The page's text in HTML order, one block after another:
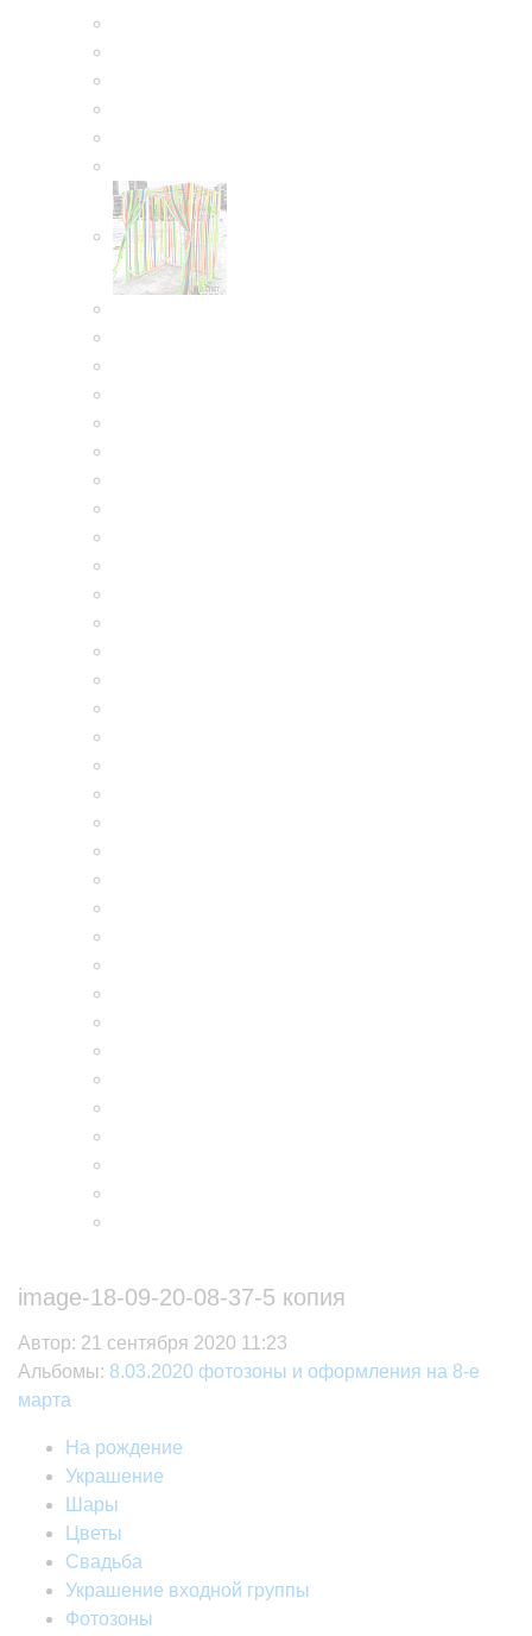
image-18-09-20-08-37-5 копия
Автор: 21 сентября 2020 11:23
Альбомы: 8.03.2020 фотозоны и оформления на 8-е
марта
На рождение
Украшение
Шары
Цветы
Свадьба
Украшение входной группы
Фотозоны